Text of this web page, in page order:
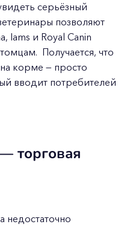
серьёзный
позволяют
Iams и Royal Canin
Получается, что
корме — просто
вводит потребителей
торговая
недостаточно